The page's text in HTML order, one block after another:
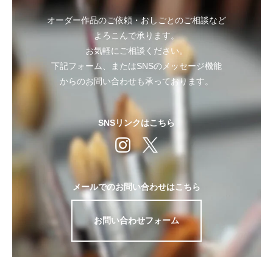
オーダー作品のご依頼・おしごとのご相談など
よろこんで承ります。
お気軽にご相談ください。
下記フォーム、またはSNSのメッセージ機能
からのお問い合わせも承っております。
SNSリンクはこちら
メールでのお問い合わせはこちら
お問い合わせフォーム